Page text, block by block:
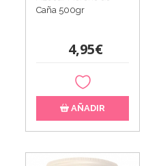
Caña 500gr
4,95€
AÑADIR